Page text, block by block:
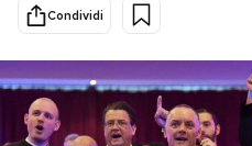
Economia
Condividi